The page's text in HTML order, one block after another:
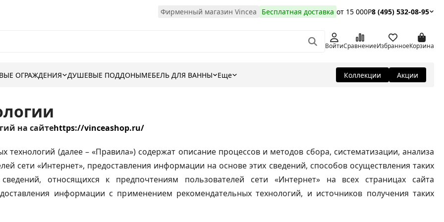
Фирменный магазин Vincea Бесплатная доставка от 15 000Р8 (495) 532-08-95
ВойтиСравнениеИзбранноеКорзина
ОГРАЖДЕНИЯ ДУШЕВЫЕ ПОДДОНЫМЕБЕЛЬ ДЛЯ ВАННЫ Еще Коллекции Акции
на сайтеhttps://vinceashop.ru/
(далее – «Правила») содержат описание процессов и методов сбора, систематизации, анализа
сети «Интернет», предоставления информации на основе этих сведений, способов осуществления таких
относящихся к предпочтениям пользователей сети «Интернет» на всех страницах сайта
информации с применением рекомендательных технологий, и источников получения таких